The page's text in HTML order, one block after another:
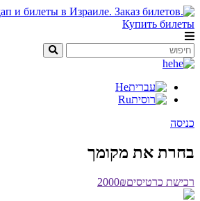
he
He
Ru
את מקומך
כרטיסים2000₪